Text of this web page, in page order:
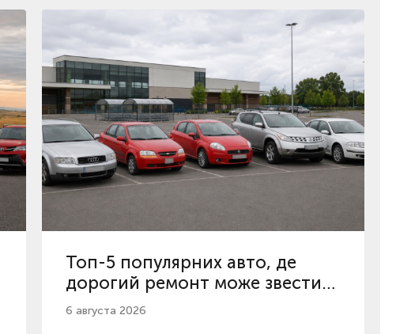
Топ-5 популярних авто, де
дорогий ремонт може звести
нанівець вигідну ціну у 2026
6 августа 2026